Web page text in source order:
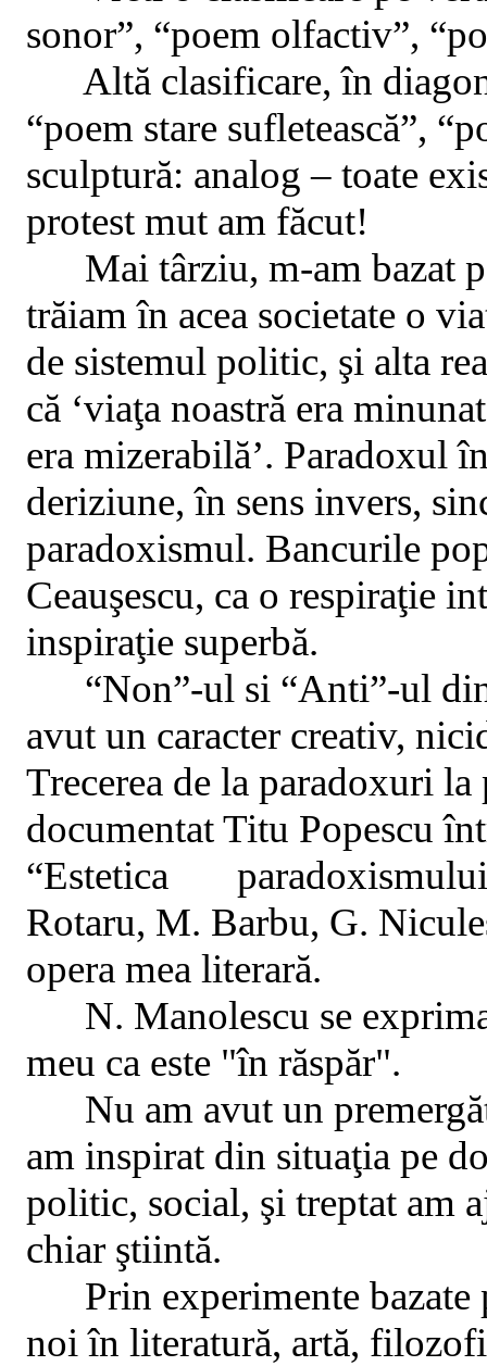
sonor”, “poem olfactiv”,
Altă clasificare, în
“poem stare sufletească”,
sculptură: analog – toate
protest mut am făcut!
Mai târziu, m-am bazat
trăiam în acea societate o
de sistemul politic, şi alta
că ‘viaţa noastră era
era mizerabilă’. Paradoxul
deriziune, în sens invers,
paradoxismul. Bancurile
Ceauşescu, ca o respiraţie
inspiraţie superbă.
“Non”-ul si “Anti”-ul
avut un caracter creativ,
Trecerea de la paradoxuri
documentat Titu Popescu
“Estetica
Rotaru, M. Barbu, G.
opera mea literară.
N. Manolescu se
meu ca este "în răspăr".
Nu am avut un
am inspirat din situaţia pe
politic, social, şi treptat am
chiar ştiintă.
Prin experimente
noi în literatură, artă,